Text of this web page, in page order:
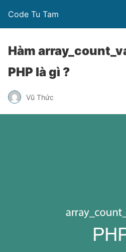
Code Tu Tam
Hàm
PHP là gì ?
Vũ Thức